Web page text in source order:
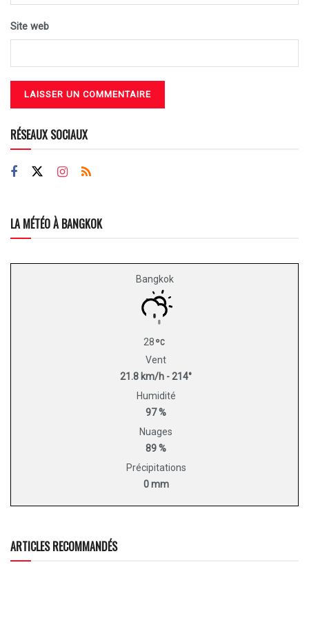
Site web
RÉSEAUX SOCIAUX
LA MÉTÉO À BANGKOK
Bangkok
28
Vent
21.8 km/h - 214°
Humidité
97 %
Nuages
89 %
Précipitations
0 mm
ARTICLES RECOMMANDÉS